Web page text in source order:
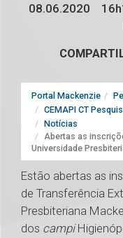
08.06.2020
Portal Mackenzie
CEMAPI CT
Notícias
Abertas as
Universidade
Estão abertas as
de Transferência
Presbiteriana
dos campi